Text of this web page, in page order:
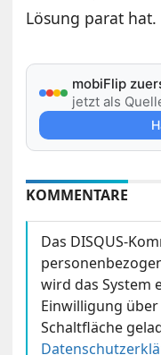
Lösung parat hat.
mobiFlip
jetzt als
KOMMENTARE
Das DISQUS-
wird das System
Einwilligung
Schaltfläche